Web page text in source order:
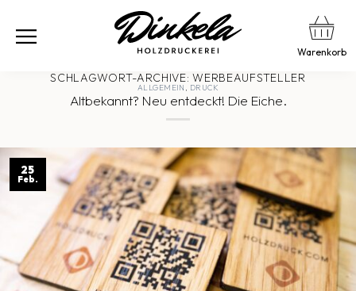
Warenkorb
SCHLAGWORT-ARCHIVE:WERBEAUFSTELLER
ALLGEMEIN , DRUCK
Altbekannt? Neu entdeckt! Die Eiche.
25
Feb.